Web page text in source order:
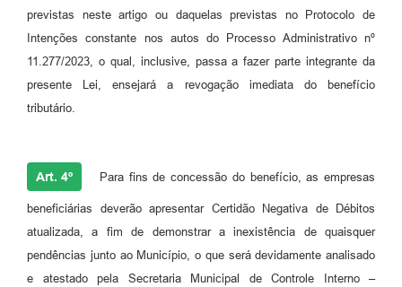
previstas neste artigo ou daquelas previstas no Protocolo de
Intenções constante nos autos do Processo Administrativo nº
11.277/2023, o qual, inclusive, passa a fazer parte integrante da
presente Lei, ensejará a revogação imediata do benefício
tributário.
Art. 4º Para fins de concessão do benefício, as empresas
beneficiárias deverão apresentar Certidão Negativa de Débitos
atualizada, a fim de demonstrar a inexistência de quaisquer
pendências junto ao Município, o que será devidamente analisado
e atestado pela Secretaria Municipal de Controle Interno –